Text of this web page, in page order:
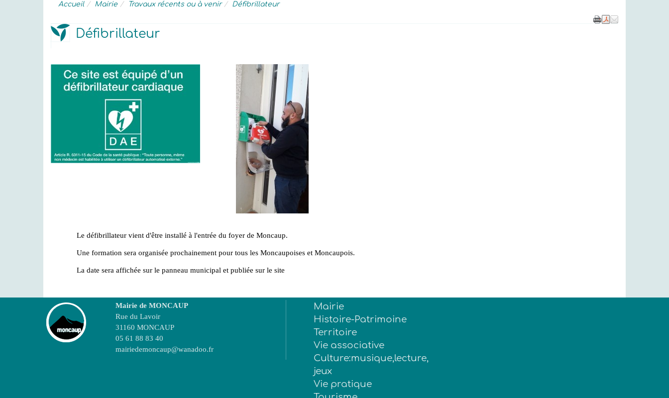
Accueil Mairie Travaux récents ou à venir Défibrillateur
Défibrillateur
Le défibrillateur vient d'être installé à l'entrée du foyer de Moncaup.
Une formation sera organisée prochainement pour tous les Moncaupoises et Moncaupois.
La date sera affichée sur le panneau municipal et publiée sur le site
Mairie de MONCAUP
Rue du Lavoir
31160 MONCAUP
05 61 88 83 40
mairiedemoncaup@wanadoo.fr
Mairie
Histoire-Patrimoine
Territoire
Vie associative
Culture:musique,lecture,
jeux
Vie pratique